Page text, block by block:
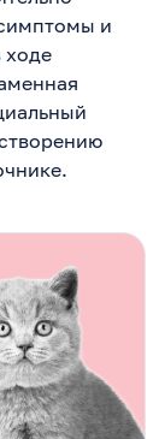
и
ходе